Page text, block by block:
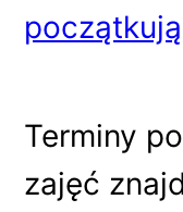
Terminy
zajęć